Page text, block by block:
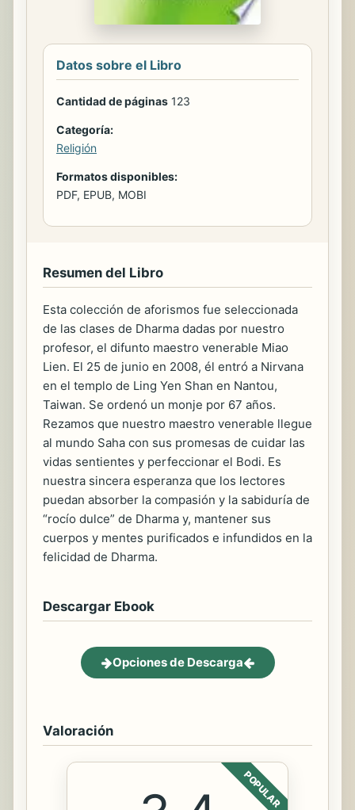
Datos sobre el Libro
Cantidad de páginas 123
Categoría:
Religión
Formatos disponibles:
PDF, EPUB, MOBI
Resumen del Libro
Esta colección de aforismos fue seleccionada
de las clases de Dharma dadas por nuestro
profesor, el difunto maestro venerable Miao
Lien. El 25 de junio en 2008, él entró a Nirvana
en el templo de Ling Yen Shan en Nantou,
Taiwan. Se ordenó un monje por 67 años.
Rezamos que nuestro maestro venerable llegue
al mundo Saha con sus promesas de cuidar las
vidas sentientes y perfeccionar el Bodi. Es
nuestra sincera esperanza que los lectores
puedan absorber la compasión y la sabiduría de
“rocío dulce” de Dharma y, mantener sus
cuerpos y mentes purificados e infundidos en la
felicidad de Dharma.
Descargar Ebook
Opciones de Descarga
Valoración
POPULAR